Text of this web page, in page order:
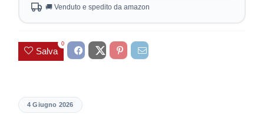
🚚 Venduto e spedito da amazon
Salva
0
4 Giugno 2026